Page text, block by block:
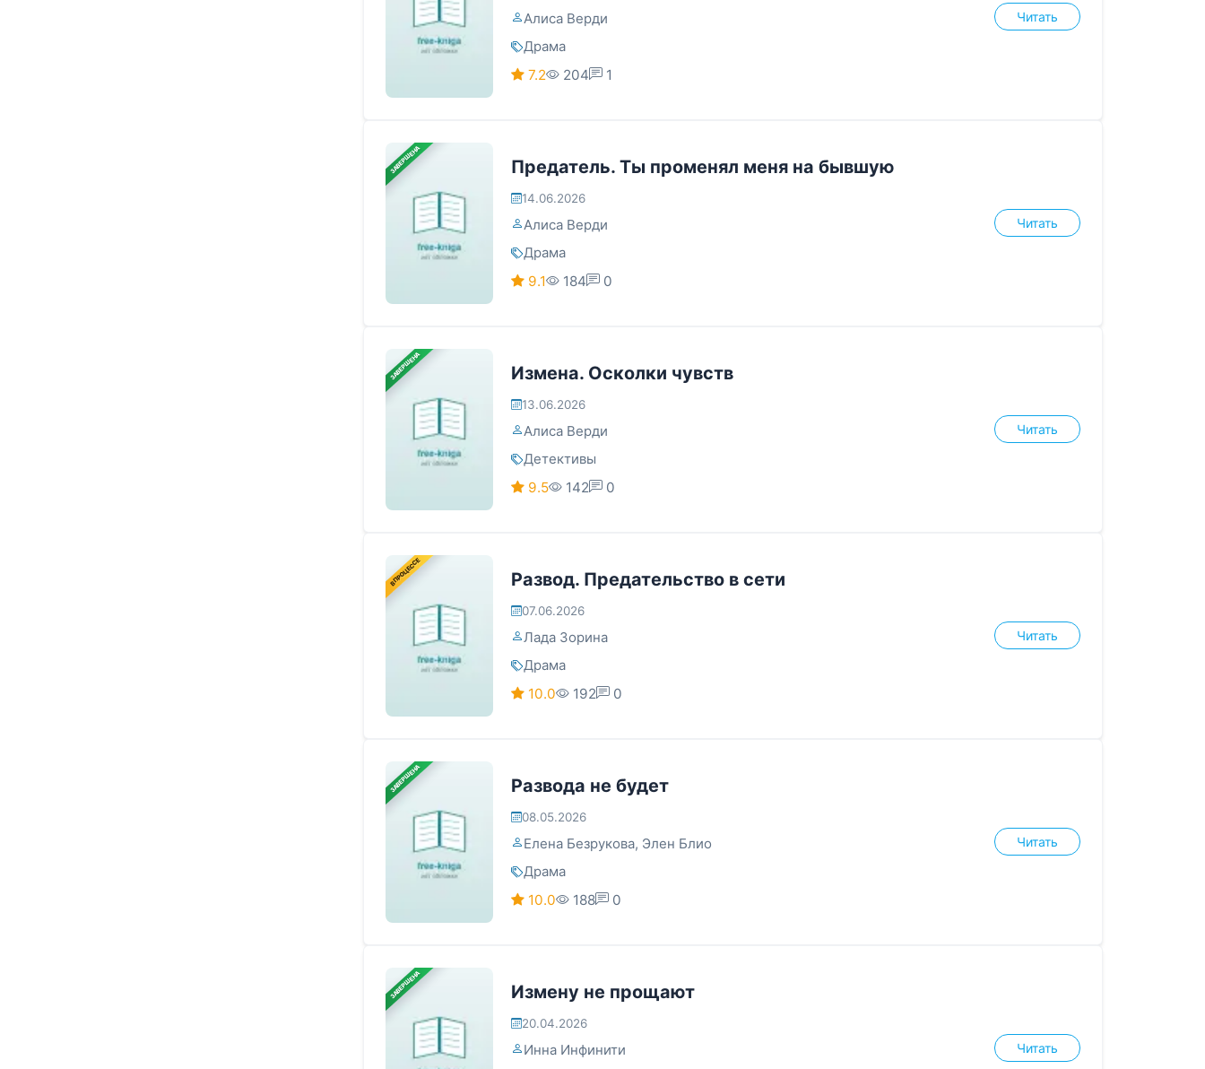
Алиса Верди
Драма
7.2
204 1
Читать
ЗАВЕРШЕНА Предатель. Ты променял меня на бывшую
14.06.2026
Алиса Верди
Драма
9.1
184 0
Читать
ЗАВЕРШЕНА Измена. Осколки чувств
13.06.2026
Алиса Верди
Детективы
9.5
142 0
Читать
В ПРОЦЕССЕ Развод. Предательство в сети
07.06.2026
Лада Зорина
Драма
10.0
192 0
Читать
ЗАВЕРШЕНА Развода не будет
08.05.2026
Елена Безрукова, Элен Блио
Драма
10.0
188 0
Читать
ЗАВЕРШЕНА Измену не прощают
20.04.2026
Инна Инфинити
Читать